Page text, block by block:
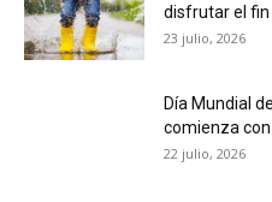
disfrutar el fin
23 julio, 2026
Día Mundial
comienza
22 julio, 2026